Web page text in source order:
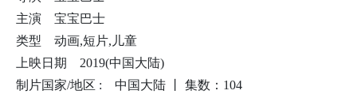
习，激发宝宝的语言表达与探索欲。帮助宝宝适龄学习与认识世
界，支援父母轻松育儿，鼓励家长一起欣赏，陪伴孩子快乐成长。
主演
宝宝巴士
类型
动画,短片,儿童
上映日期
2019(中国大陆)
制片国家/地区 :
中国大陆 丨 集数：104